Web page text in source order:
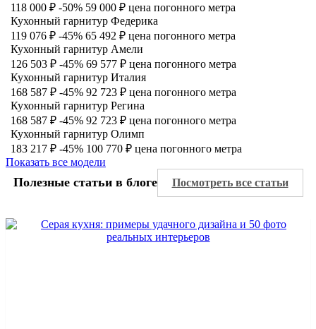
118 000 ₽ -50% 59 000 ₽ цена погонного метра
Кухонный гарнитур Федерика
119 076 ₽ -45% 65 492 ₽ цена погонного метра
Кухонный гарнитур Амели
126 503 ₽ -45% 69 577 ₽ цена погонного метра
Кухонный гарнитур Италия
168 587 ₽ -45% 92 723 ₽ цена погонного метра
Кухонный гарнитур Регина
168 587 ₽ -45% 92 723 ₽ цена погонного метра
Кухонный гарнитур Олимп
183 217 ₽ -45% 100 770 ₽ цена погонного метра
Показать все модели
Полезные статьи в блоге Посмотреть все статьи